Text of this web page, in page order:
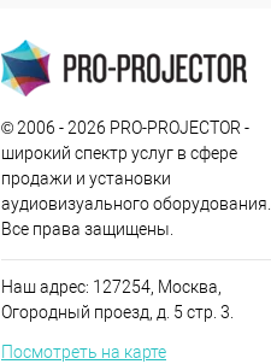
© 2006 - 2026 PRO-PROJECTOR -
широкий спектр услуг в сфере
продажи и установки
аудиовизуального оборудования.
Все права защищены.
Наш адрес: 127254, Москва,
Огородный проезд, д. 5 стр. 3.
Посмотреть на карте